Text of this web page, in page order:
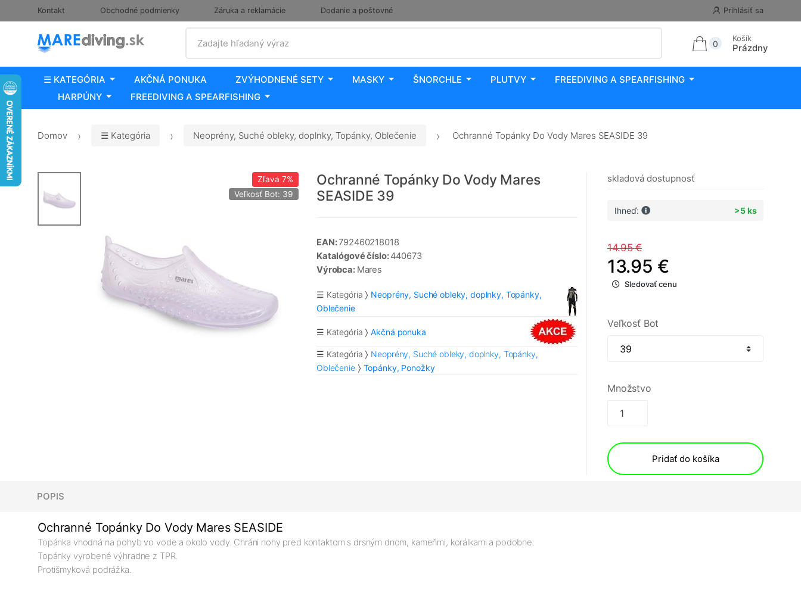
Kontakt Obchodné podmienky Záruka a reklamácie Dodanie a poštovné Prihlásiť sa
Zadajte hľadaný výraz
0
Košík
Prázdny
☰ KATEGÓRIA AKČNÁ PONUKA ZVÝHODNENÉ SETY MASKY ŠNORCHLE PLUTVY
FREEDIVING A SPEARFISHING
HARPÚNY
FREEDIVING A SPEARFISHING
Domov ☰ Kategória Neoprény, Suché obleky, doplnky, Topánky, Oblečenie Ochranné Topánky Do Vody Mares SEASIDE 39
Zľava 7%
Veľkosť Bot: 39
Ochranné Topánky Do Vody Mares
SEASIDE 39
EAN:792460218018
Katalógové číslo:440673
Výrobca: Mares
☰ Kategória
Neoprény, Suché obleky, doplnky, Topánky,
Oblečenie
☰ Kategória Akčná ponuka
☰ Kategória
Neoprény, Suché obleky, doplnky, Topánky,
Oblečenie
Topánky, Ponožky
skladová dostupnosť
Ihneď: >5 ks
14.95 €
13.95 €
Sledovať cenu
Veľkosť Bot
Množstvo
Pridať do košíka
POPIS
Ochranné Topánky Do Vody Mares SEASIDE
Topánka vhodná na pohyb vo vode a okolo vody. Chráni nohy pred kontaktom s drsným dnom, kameňmi, korálkami a podobne.
Topánky vyrobené výhradne z TPR.
Protišmyková podrážka.